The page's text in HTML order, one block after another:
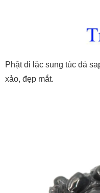
Phật di lặc sung túc đá
xảo, đẹp mắt.